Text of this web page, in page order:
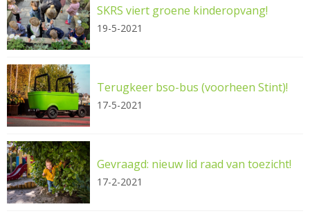
SKRS viert groene kinderopvang!
19-5-2021
Terugkeer bso-bus (voorheen Stint)!
17-5-2021
Gevraagd: nieuw lid raad van toezicht!
17-2-2021